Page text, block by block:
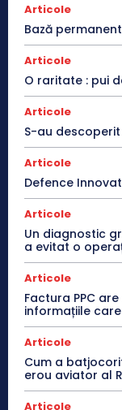
Articole
Bază
Articole
O raritate : pui
Articole
S-au
Articole
Defence
Articole
Un diagnostic
a evitat o
Articole
Factura PPC
informațiile
Articole
Cum a
erou aviator al
Articole